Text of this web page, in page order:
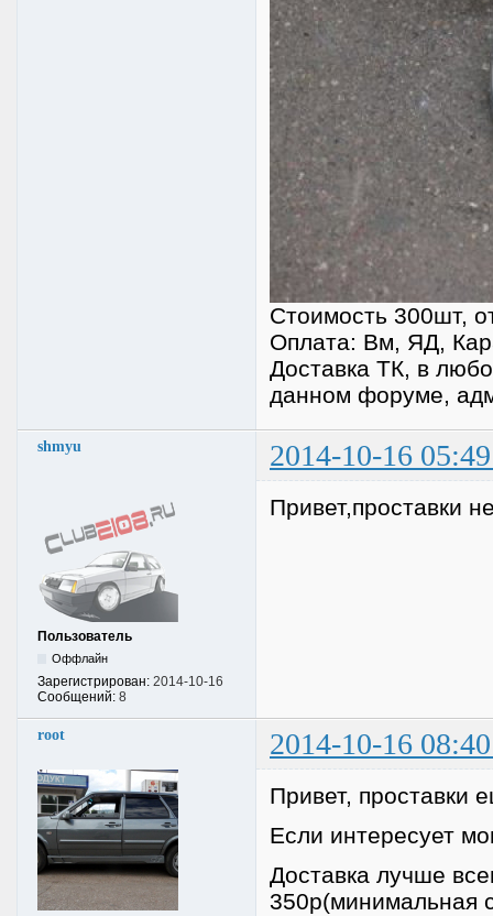
Стоимость 300шт,
Оплата: Вм, ЯД,
Доставка ТК, в
данном форуме,
shmyu 2014-10-16
Пользователь
Оффлайн
Зарегистрирован: 2014-10-16
Сообщений: 8
Привет,проставки
root 2014-10-16
Привет, проставки
Если интересует
Доставка лучше
350р(минимальная